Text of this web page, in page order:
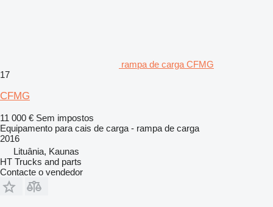
rampa de carga CFMG
17
CFMG
11 000 € Sem impostos
Equipamento para cais de carga - rampa de carga
2016
Lituânia, Kaunas
HT Trucks and parts
Contacte o vendedor